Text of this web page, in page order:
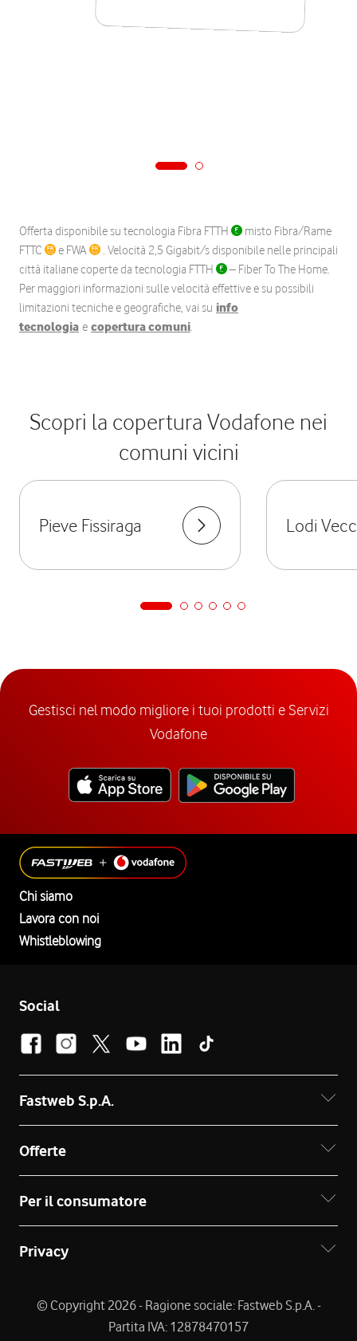
Offerta disponibile su tecnologia Fibra FTTH
misto Fibra/Rame
FTTC
e FWA
. Velocità 2,5 Gigabit/s disponibile nelle principali
città italiane coperte da tecnologia FTTH
– Fiber To The Home.
Per maggiori informazioni sulle velocità effettive e su possibili
limitazioni tecniche e geografiche, vai su info
tecnologia e copertura comuni.
Scopri la copertura Vodafone nei
comuni vicini
Pieve Fissiraga Lodi
Gestisci nel modo migliore i tuoi prodotti e Servizi
Vodafone
Chi siamo
Lavora con noi
Whistleblowing
Social
Fastweb S.p.A.
Offerte
Per il consumatore
Privacy
© Copyright 2026 - Ragione sociale: Fastweb S.p.A. -
Partita IVA: 12878470157